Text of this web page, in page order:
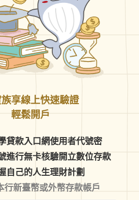
享線上快速驗證
輕鬆開戶
貸款入口網使用者代號密
進行無卡核驗開立數位存款
自己的人生理財計劃
行新臺幣或外幣存款帳戶